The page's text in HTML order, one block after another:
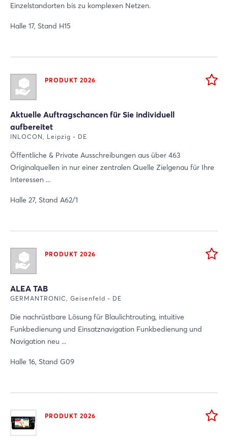
Einzelstandorten bis zu komplexen Netzen.
Halle 17, Stand H15
PRODUKT 2026
Aktuelle Auftragschancen für Sie individuell
aufbereitet
INLOCON, Leipzig - DE
Öffentliche & Private Ausschreibungen aus über 463
Originalquellen in nur einer zentralen Quelle Zielgenau für Ihre
Interessen ...
Halle 27, Stand A62/1
PRODUKT 2026
ALEA TAB
GERMANTRONIC, Geisenfeld - DE
Die nachrüstbare Lösung für Blaulichtrouting, intuitive
Funkbedienung und Einsatznavigation Funkbedienung und
Navigation neu ...
Halle 16, Stand G09
PRODUKT 2026